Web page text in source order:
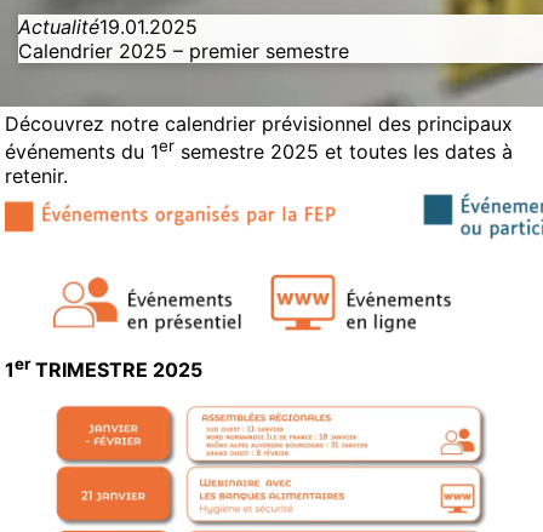
Actualité19.01.2025
Calendrier 2025 – premier semestre
Découvrez notre calendrier prévisionnel des principaux
événements du 1er semestre 2025 et toutes les dates à
retenir.
1erTRIMESTRE 2025